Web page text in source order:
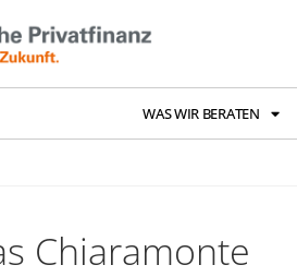
WAS WIR BERATEN
Chiaramonte